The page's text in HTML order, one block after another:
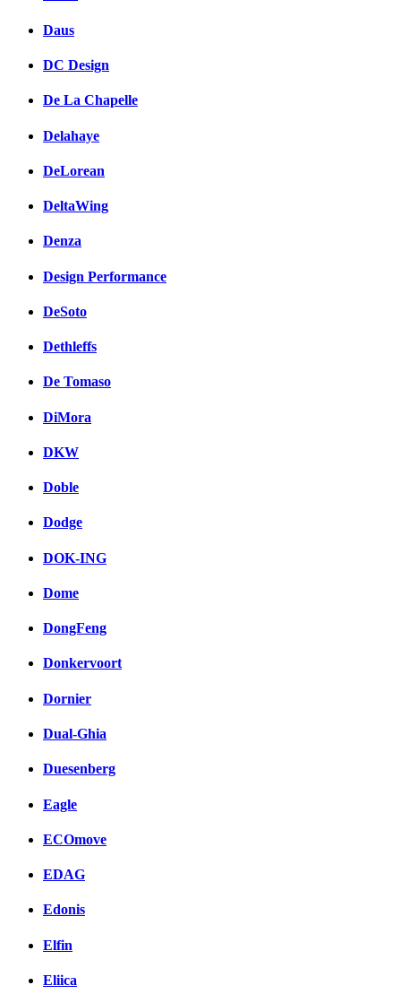
Daus
DC Design
De La Chapelle
Delahaye
DeLorean
DeltaWing
Denza
Design Performance
DeSoto
Dethleffs
De Tomaso
DiMora
DKW
Doble
Dodge
DOK-ING
Dome
DongFeng
Donkervoort
Dornier
Dual-Ghia
Duesenberg
Eagle
ECOmove
EDAG
Edonis
Elfin
Eliica